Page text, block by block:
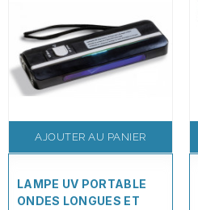
AJOUTER AU PANIER
LAMPE UV PORTABLE
ONDES LONGUES ET